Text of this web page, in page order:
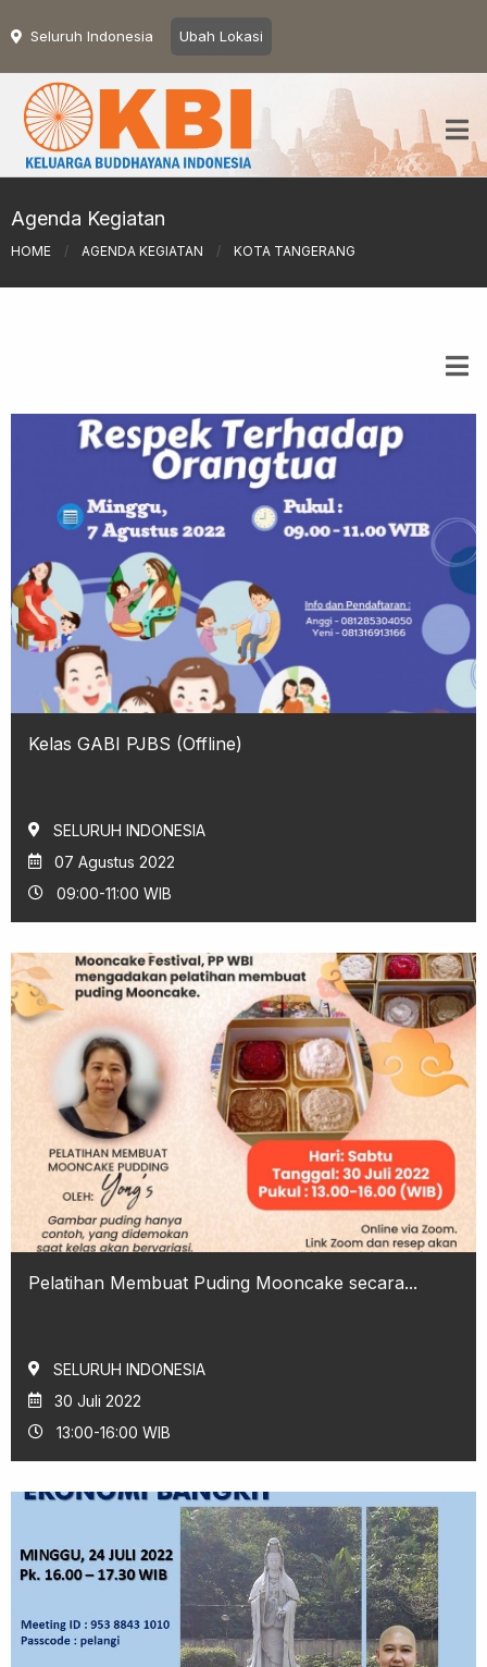
Seluruh Indonesia Ubah Lokasi
Agenda Kegiatan
HOME / AGENDA KEGIATAN / KOTA TANGERANG
Kelas GABI PJBS (Offline)
SELURUH INDONESIA
07 Agustus 2022
09:00-11:00 WIB
Pelatihan Membuat Puding Mooncake secara...
SELURUH INDONESIA
30 Juli 2022
13:00-16:00 WIB